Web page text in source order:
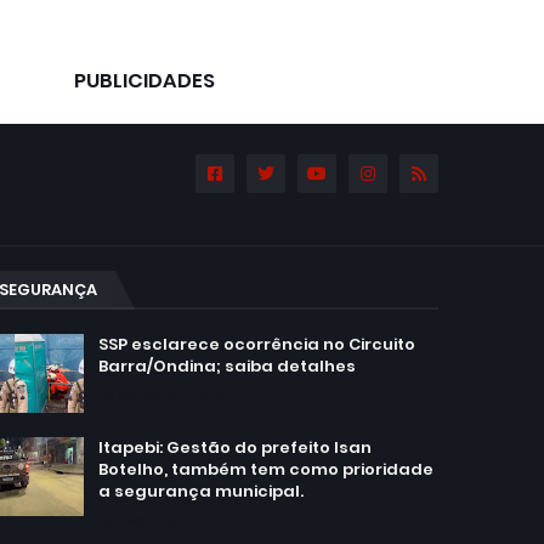
PUBLICIDADES
SEGURANÇA
SSP esclarece ocorrência no Circuito
Barra/Ondina; saiba detalhes
Itapebi: Gestão do prefeito Isan
Botelho, também tem como prioridade
a segurança municipal.